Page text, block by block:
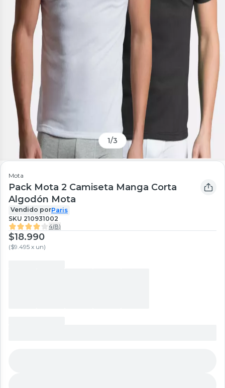
1/3
Mota
Pack Mota 2 Camiseta Manga Corta
Algodón Mota
Vendido porParis
SKU 210931002
4(8)
$18.990
($9.495 x un)